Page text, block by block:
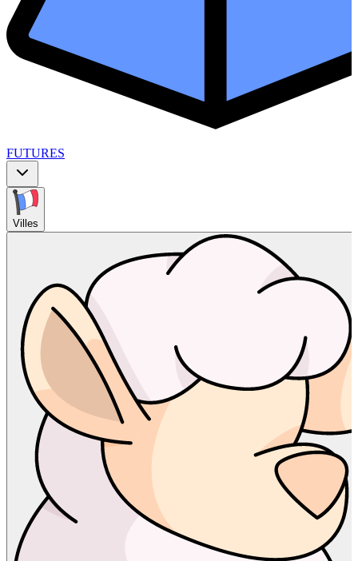
FUTURES
Villes